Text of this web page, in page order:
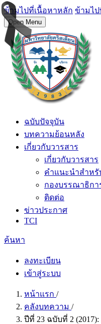
ข้ามไปที่เนื้อหาหลัก ข้ามไป
Open Menu
ฉบับปัจจุบัน
บทความย้อนหลัง
เกี่ยวกับวารสาร
เกี่ยวกับวารสาร
คำแนะนำสำหรั
กองบรรณาธิกา
ติดต่อ
ข่าวประกาศ
TCI
ค้นหา
ลงทะเบียน
เข้าสู่ระบบ
หน้าแรก /
คลังบทความ /
ปีที่ 23 ฉบับที่ 2